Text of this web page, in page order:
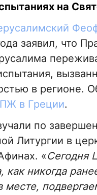
на
заявил, что
в регионе.
в Греции.
по
Литургии в
«Сегодня
как никогда
месте,